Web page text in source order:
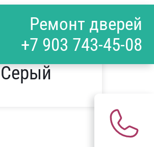
Серый
Ремонт дверей
+7 903 743-45-08